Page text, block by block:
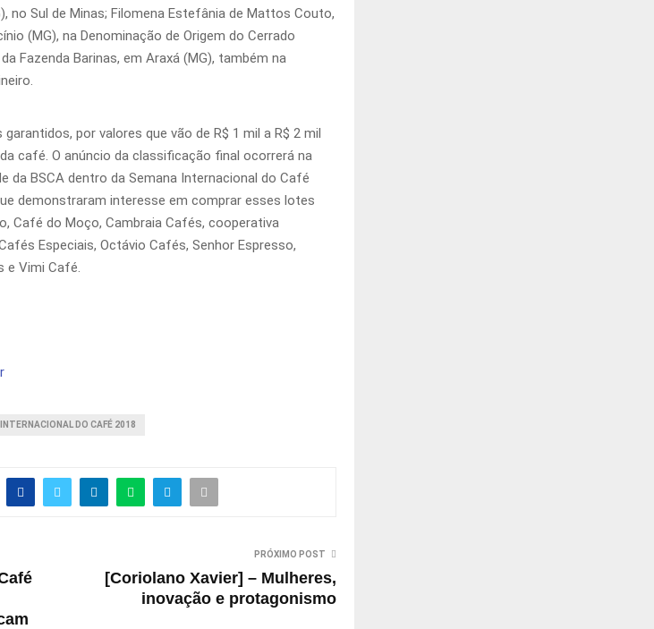
no Sul de Minas; Filomena Estefânia de Mattos Couto,
(MG), na Denominação de Origem do Cerrado
Fazenda Barinas, em Araxá (MG), também na
por valores que vão de R$ 1 mil a R$ 2 mil
café. O anúncio da classificação final ocorrerá na
da BSCA dentro da Semana Internacional do Café
demonstraram interesse em comprar esses lotes
Café do Moço, Cambraia Cafés, cooperativa
Especiais, Octávio Cafés, Senhor Espresso,
e Vimi Café.
DO CAFÉ 2018
PRÓXIMO POST
[Coriolano Xavier] – Mulheres,
inovação e protagonismo